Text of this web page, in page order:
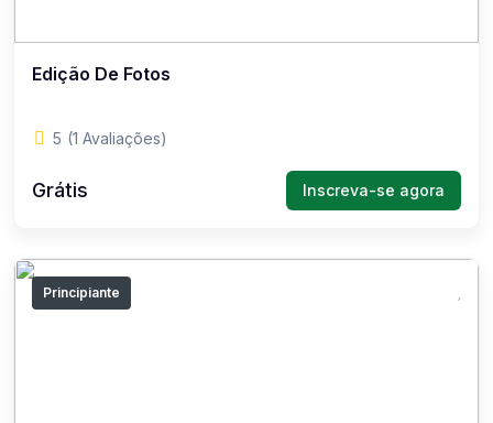
Edição De Fotos
5 (1 Avaliações)
Grátis Inscreva-se agora
Principiante